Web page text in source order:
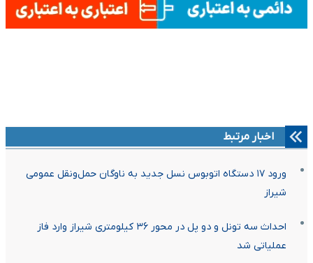
اخبار مرتبط
ورود ۱۷ دستگاه اتوبوس نسل جدید به ناوگان حمل‌ونقل عمومی
شیراز
احداث سه تونل و دو پل در محور ۳۶ کیلومتری شیراز وارد فاز
عملیاتی شد